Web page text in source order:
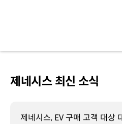
제네시스 최신 소식
제네시스, EV 구매 고객 대상